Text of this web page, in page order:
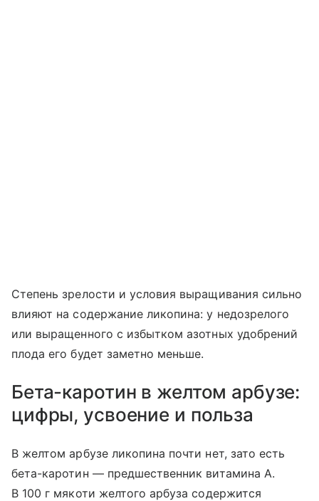
Степень зрелости и условия выращивания сильно
влияют на содержание ликопина: у недозрелого
или выращенного с избытком азотных удобрений
плода его будет заметно меньше.
Бета-каротин в желтом арбузе:
цифры, усвоение и польза
В желтом арбузе ликопина почти нет, зато есть
бета-каротин — предшественник витамина А.
В 100 г мякоти желтого арбуза содержится